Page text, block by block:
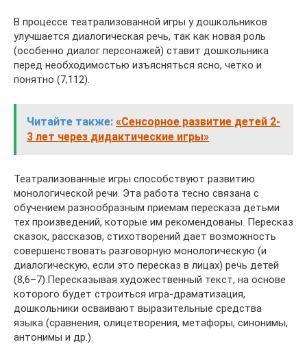
В процессе театрализованной игры у дошкольников
улучшается диалогическая речь, так как новая роль
(особенно диалог персонажей) ставит дошкольника
перед необходимостью изъясняться ясно, четко и
понятно (7,112).
Читайте также: «Сенсорное развитие детей 2-
3 лет через дидактические игры»
Театрализованные игры способствуют развитию
монологической речи. Эта работа тесно связана с
обучением разнообразным приемам пересказа детьми
тех произведений, которые им рекомендованы. Пересказ
сказок, рассказов, стихотворений дает возможность
совершенствовать разговорную монологическую (и
диалогическую, если это пересказ в лицах) речь детей
(8,6–7).Пересказывая художественный текст, на основе
которого будет строиться игра-драматизация,
дошкольники осваивают выразительные средства
языка (сравнения, олицетворения, метафоры, синонимы,
антонимы и др.).